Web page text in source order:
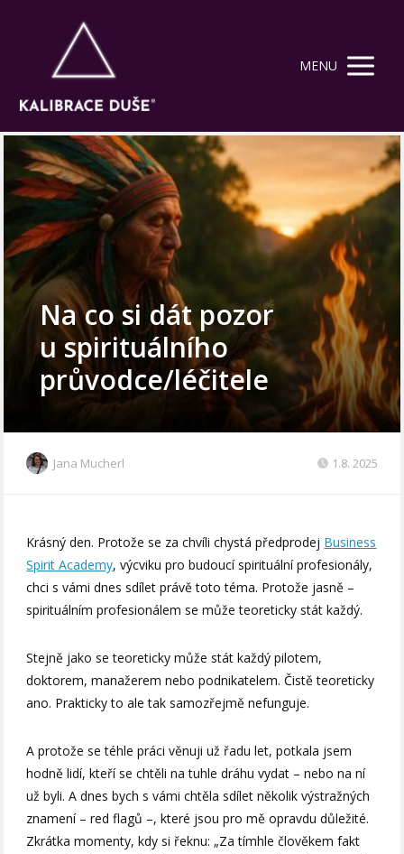
MENU
Na co si dát pozor
u spirituálního
průvodce/léčitele
Jana Mucherl 1.8. 2025
Krásný den. Protože se za chvíli chystá předprodej Business
Spirit Academy, výcviku pro budoucí spirituální profesionály,
chci s vámi dnes sdílet právě toto téma. Protože jasně –
spirituálním profesionálem se může teoreticky stát každý.
Stejně jako se teoreticky může stát každý pilotem,
doktorem, manažerem nebo podnikatelem. Čistě teoreticky
ano. Prakticky to ale tak samozřejmě nefunguje.
A protože se téhle práci věnuji už řadu let, potkala jsem
hodně lidí, kteří se chtěli na tuhle dráhu vydat – nebo na ní
už byli. A dnes bych s vámi chtěla sdílet několik výstražných
znamení – red flagů –, které jsou pro mě opravdu důležité.
Zkrátka momenty, kdy si řeknu: „Za tímhle člověkem fakt